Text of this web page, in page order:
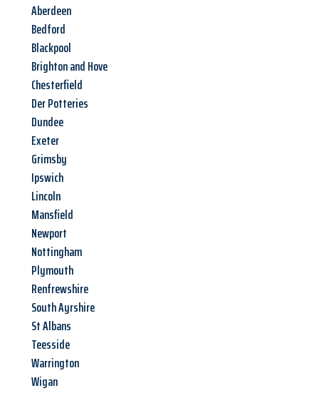
Aberdeen
Bedford
Blackpool
Brighton and Hove
Chesterfield
Der Potteries
Dundee
Exeter
Grimsby
Ipswich
Lincoln
Mansfield
Newport
Nottingham
Plymouth
Renfrewshire
South Ayrshire
St Albans
Teesside
Warrington
Wigan